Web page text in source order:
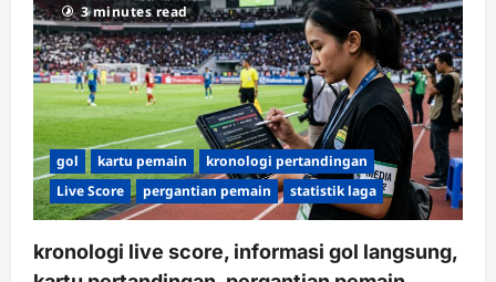
3 minutes read
gol kartu pemain
kronologi pertandingan
Live Score
pergantian pemain statistik laga
kronologi live score, informasi gol langsung,